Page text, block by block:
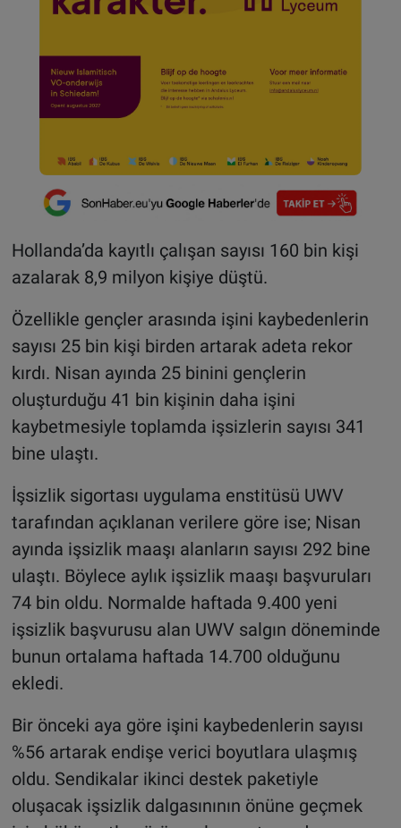
Hollanda’da kayıtlı çalışan sayısı 160 bin kişi
azalarak 8,9 milyon kişiye düştü.
Özellikle gençler arasında işini kaybedenlerin
sayısı 25 bin kişi birden artarak adeta rekor
kırdı. Nisan ayında 25 binini gençlerin
oluşturduğu 41 bin kişinin daha işini
kaybetmesiyle toplamda işsizlerin sayısı 341
bine ulaştı.
İşsizlik sigortası uygulama enstitüsü UWV
tarafından açıklanan verilere göre ise; Nisan
ayında işsizlik maaşı alanların sayısı 292 bine
ulaştı. Böylece aylık işsizlik maaşı başvuruları
74 bin oldu. Normalde haftada 9.400 yeni
işsizlik başvurusu alan UWV salgın döneminde
bunun ortalama haftada 14.700 olduğunu
ekledi.
Bir önceki aya göre işini kaybedenlerin sayısı
%56 artarak endişe verici boyutlara ulaşmış
oldu. Sendikalar ikinci destek paketiyle
oluşacak işsizlik dalgasınının önüne geçmek